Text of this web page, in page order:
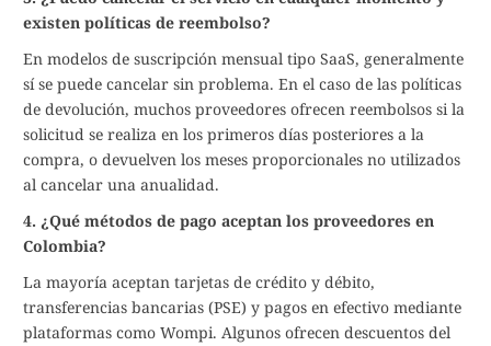
existen políticas de reembolso?
En modelos de suscripción mensual tipo SaaS, generalmente
sí se puede cancelar sin problema. En el caso de las políticas
de devolución, muchos proveedores ofrecen reembolsos si la
solicitud se realiza en los primeros días posteriores a la
compra, o devuelven los meses proporcionales no utilizados
al cancelar una anualidad.
4. ¿Qué métodos de pago aceptan los proveedores en
Colombia?
La mayoría aceptan tarjetas de crédito y débito,
transferencias bancarias (PSE) y pagos en efectivo mediante
plataformas como Wompi. Algunos ofrecen descuentos del